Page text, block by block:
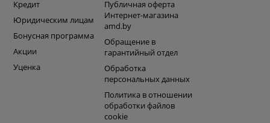
Кредит
Юридическим лицам
Бонусная программа
Акции
Уценка
Публичная оферта
Интернет-магазина
amd.by
Обращение в
гарантийный отдел
Обработка
персональных данных
Политика в отношении
обработки файлов
cookie